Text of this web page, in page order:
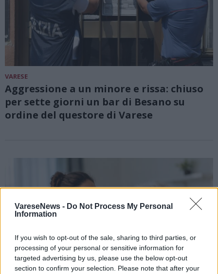
VareseNews - Do Not Process My Personal
Information
If you wish to opt-out of the sale, sharing to third parties, or
processing of your personal or sensitive information for
targeted advertising by us, please use the below opt-out
section to confirm your selection. Please note that after your
VARESE
Aggressione a un minore e rissa: chiuso
per sette giorni un bar di Besano su
ordine del questore di Varese